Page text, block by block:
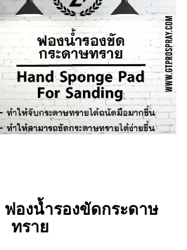
ฟองน้ำรองขัดกระดาษ
ทราย